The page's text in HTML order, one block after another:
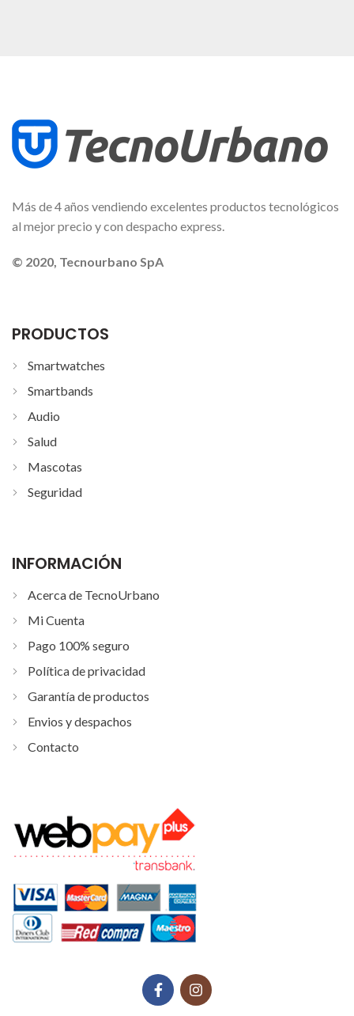
Más de 4 años vendiendo excelentes productos tecnológicos
al mejor precio y con despacho express.
© 2020, Tecnourbano SpA
PRODUCTOS
Smartwatches
Smartbands
Audio
Salud
Mascotas
Seguridad
INFORMACIÓN
Acerca de TecnoUrbano
Mi Cuenta
Pago 100% seguro
Política de privacidad
Garantía de productos
Envios y despachos
Contacto